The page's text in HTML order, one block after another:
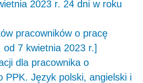
2023 r. 24 dni w roku
pracowników o pracę
od 7 kwietnia 2023 r.]
dla pracownika o
PPK. Język polski, angielski i